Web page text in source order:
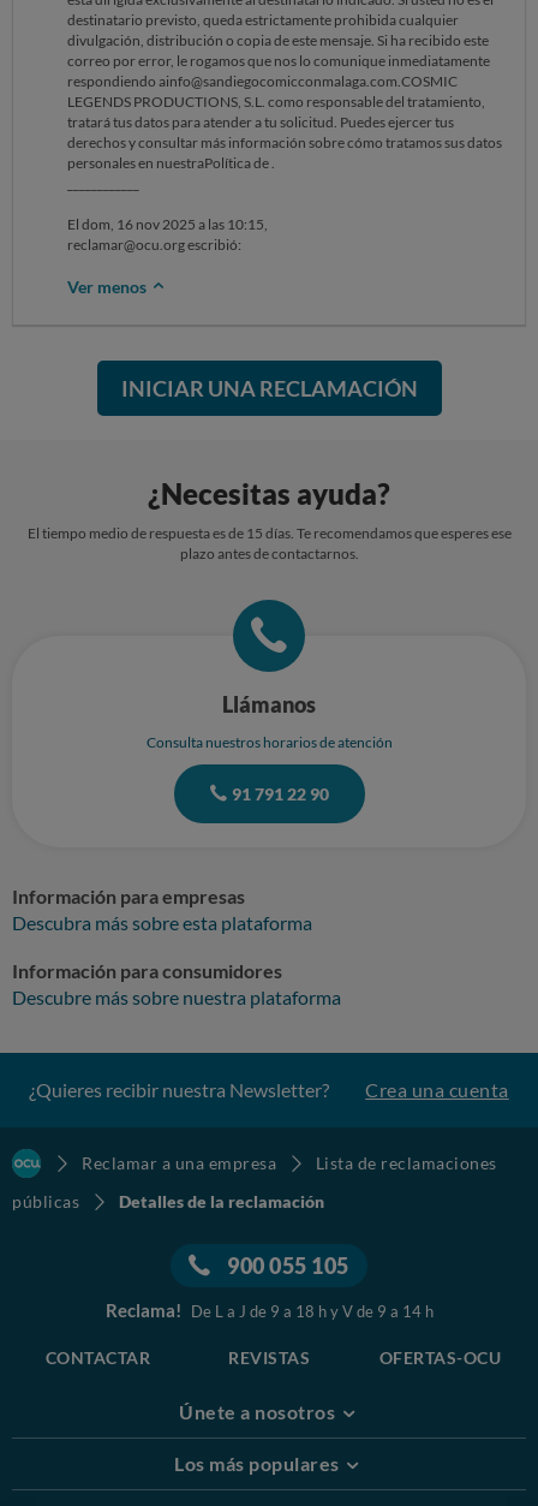
destinatario previsto, queda estrictamente prohibida cualquier
divulgación, distribución o copia de este mensaje. Si ha recibido este
correo por error, le rogamos que nos lo comunique inmediatamente
respondiendo ainfo@sandiegocomicconmalaga.com.COSMIC
LEGENDS PRODUCTIONS, S.L. como responsable del tratamiento,
tratará tus datos para atender a tu solicitud. Puedes ejercer tus
derechos y consultar más información sobre cómo tratamos sus datos
personales en nuestraPolítica de .
El dom, 16 nov 2025 a las 10:15,
reclamar@ocu.org escribió:
Ver menos
INICIAR UNA RECLAMACIÓN
¿Necesitas ayuda?
El tiempo medio de respuesta es de 15 días. Te recomendamos que esperes ese
plazo antes de contactarnos.
Llámanos
Consulta nuestros horarios de atención
91 791 22 90
Información para empresas
Descubra más sobre esta plataforma
Información para consumidores
Descubre más sobre nuestra plataforma
¿Quieres recibir nuestra Newsletter? Crea una cuenta
Reclamar a una empresa
Lista de reclamaciones
públicas
Detalles de la reclamación
900 055 105
Reclama! De L a J de 9 a 18 h y V de 9 a 14 h
CONTACTAR REVISTAS OFERTAS-OCU
Únete a nosotros
Los más populares